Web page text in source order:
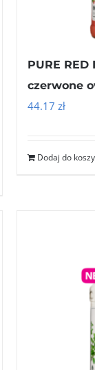
PURE RED
czerwone
44.17 zł
Dodaj do